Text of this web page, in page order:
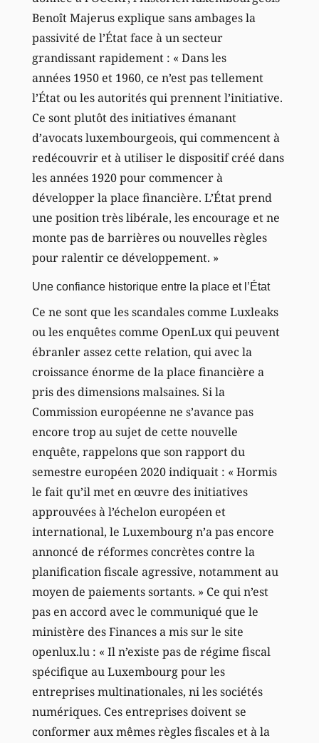
Benoît Majerus explique sans ambages la
passivité de l’État face à un secteur
grandissant rapidement : « Dans les
années 1950 et 1960, ce n’est pas tellement
l’État ou les autorités qui prennent l’initiative.
Ce sont plutôt des initiatives émanant
d’avocats luxembourgeois, qui commencent à
redécouvrir et à utiliser le dispositif créé dans
les années 1920 pour commencer à
développer la place financière. L’État prend
une position très libérale, les encourage et ne
monte pas de barrières ou nouvelles règles
pour ralentir ce développement. »
Une confiance historique entre la place et l’État
Ce ne sont que les scandales comme Luxleaks
ou les enquêtes comme OpenLux qui peuvent
ébranler assez cette relation, qui avec la
croissance énorme de la place financière a
pris des dimensions malsaines. Si la
Commission européenne ne s’avance pas
encore trop au sujet de cette nouvelle
enquête, rappelons que son rapport du
semestre européen 2020 indiquait : « Hormis
le fait qu’il met en œuvre des initiatives
approuvées à l’échelon européen et
international, le Luxembourg n’a pas encore
annoncé de réformes concrètes contre la
planification fiscale agressive, notamment au
moyen de paiements sortants. » Ce qui n’est
pas en accord avec le communiqué que le
ministère des Finances a mis sur le site
openlux.lu : « Il n’existe pas de régime fiscal
spécifique au Luxembourg pour les
entreprises multinationales, ni les sociétés
numériques. Ces entreprises doivent se
conformer aux mêmes règles fiscales et à la